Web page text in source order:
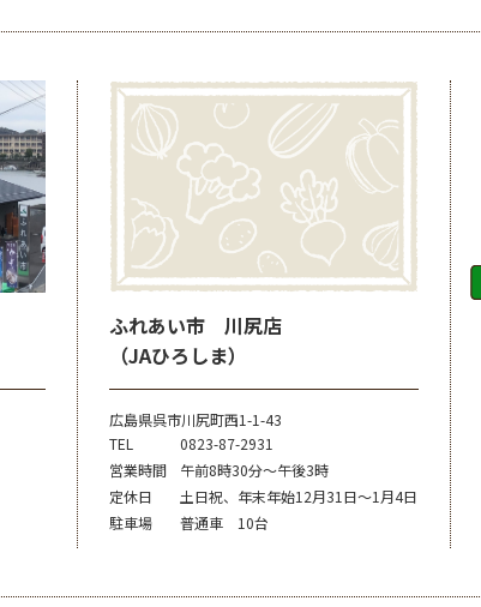
ふれあい市 川尻店
（JAひろしま）
広島県呉市川尻町西1-1-43
TEL
0823-87-2931
営業時間
午前8時30分～午後3時
定休日
土日祝、年末年始12月31日～1月4日
駐車場
普通車 10台